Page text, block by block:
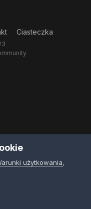
Ciasteczka
użytkowania,